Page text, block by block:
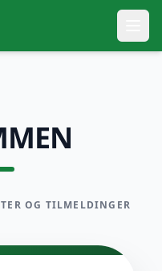
OG TILMELDINGER